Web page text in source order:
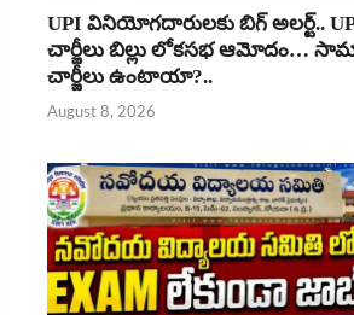
UPI వినియోగదారులకు బిగ్ అలర్ట్..
చార్జీలు బిల్లు లోకసభ ఆమోదం…
చార్జీలు ఉంటాయా?..
August 8, 2026